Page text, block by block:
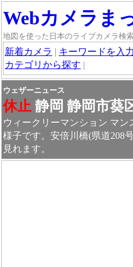
Webカメラま
地図を使った日本のライブカメラ検
新着カメラ | キーワードを入
カテゴリから探す |
ウェザーニュース
休止 静岡 静岡市葵
ウィークリーマンション マ
様子です。安倍川橋(県道208
見れます。